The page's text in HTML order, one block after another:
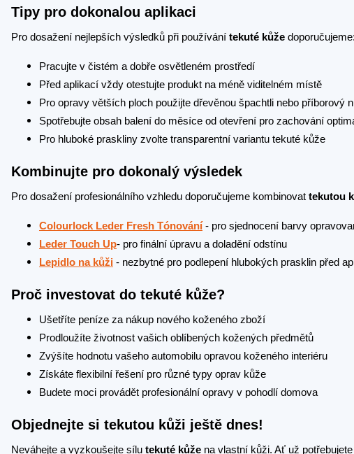
Tipy pro dokonalou aplikaci
Pro dosažení nejlepších výsledků při používání tekuté kůže doporučujeme:
Pracujte v čistém a dobře osvětleném prostředí
Před aplikací vždy otestujte produkt na méně viditelném místě
Pro opravy větších ploch použijte dřevěnou špachtli nebo příborový
Spotřebujte obsah balení do měsíce od otevření pro zachování
Pro hluboké praskliny zvolte transparentní variantu tekuté kůže
Kombinujte pro dokonalý výsledek
Pro dosažení profesionálního vzhledu doporučujeme kombinovat tekutou
Colourlock Leder Fresh Tónování- pro sjednocení barvy
Leder Touch Up- pro finální úpravu a doladění odstínu
Lepidlo na kůži - nezbytné pro podlepení hlubokých prasklin před
Proč investovat do tekuté kůže?
Ušetříte peníze za nákup nového koženého zboží
Prodloužíte životnost vašich oblíbených kožených předmětů
Zvýšíte hodnotu vašeho automobilu opravou koženého interiéru
Získáte flexibilní řešení pro různé typy oprav kůže
Budete moci provádět profesionální opravy v pohodlí domova
Objednejte si tekutou kůži ještě dnes!
Neváhejte a vyzkoušejte sílu tekuté kůže na vlastní kůži. Ať už